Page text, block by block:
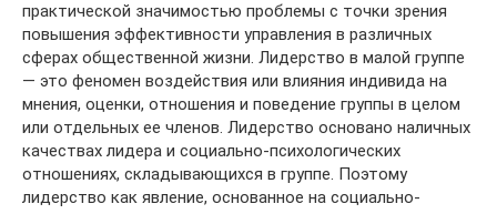
практической значимостью проблемы с точки зрения
повышения эффективности управления в различных
сферах общественной жизни. Лидерство в малой группе
— это феномен воздействия или влияния индивида на
мнения, оценки, отношения и поведение группы в целом
или отдельных ее членов. Лидерство основано наличных
качествах лидера и социально-психологических
отношениях, складывающихся в группе. Поэтому
лидерство как явление, основанное на социально-